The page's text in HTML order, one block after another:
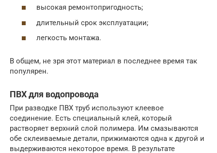
высокая ремонтопригодность;
длительный срок эксплуатации;
легкость монтажа.
В общем, не зря этот материал в последнее время так
популярен.
ПВХ для водопровода
При разводке ПВХ труб используют клеевое
соединение. Есть специальный клей, который
растворяет верхний слой полимера. Им смазываются
обе склеиваемые детали, прижимаются одна к другой и
выдерживаются некоторое время. В результате